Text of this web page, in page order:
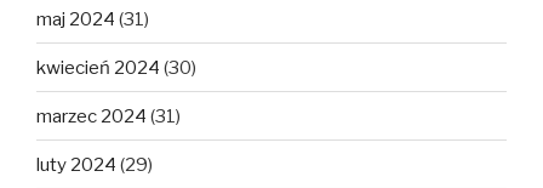
maj 2024 (31)
kwiecień 2024 (30)
marzec 2024 (31)
luty 2024 (29)